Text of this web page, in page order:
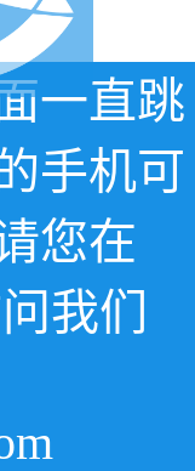
一直跳
手机可
您在
我们